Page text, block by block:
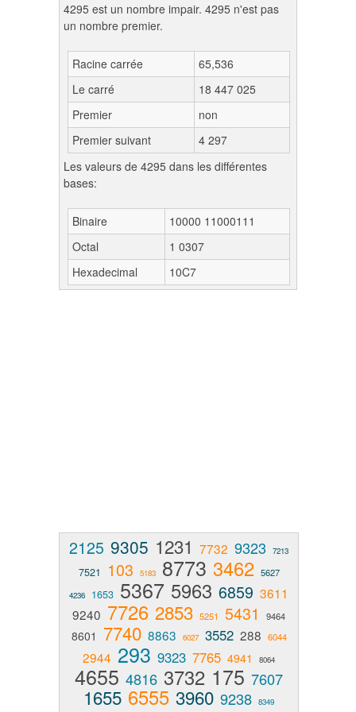
4295 est un nombre impair. 4295 n'est pas
un nombre premier.
Racine carrée
65,536
Le carré
18 447 025
Premier
non
Premier suivant
4 297
Les valeurs de 4295 dans les différentes
bases:
Binaire
10000 11000111
Octal
1 0307
Hexadecimal
10C7
2125 9305 1231 7732 9323 7213
7521 103 5183 8773 3462 5627
4236 1653 5367 5963 6859 3611
9240 7726 2853 5251 5431 9464
8601 7740 8863 6027 3552 288 6044
2944 293 9323 7765 4941 8064
4655 4816 3732 175 7607
1655 6555 3960 9238 8349